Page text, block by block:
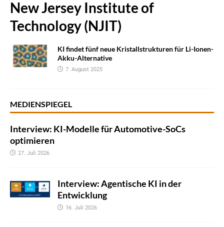
New Jersey Institute of
Technology (NJIT)
KI findet fünf neue Kristallstrukturen für Li-Ionen-
Akku-Alternative
7. August 2025
MEDIENSPIEGEL
Interview: KI-Modelle für Automotive-SoCs
optimieren
27. Juli 2026
Interview: Agentische KI in der
Entwicklung
16. Juli 2026